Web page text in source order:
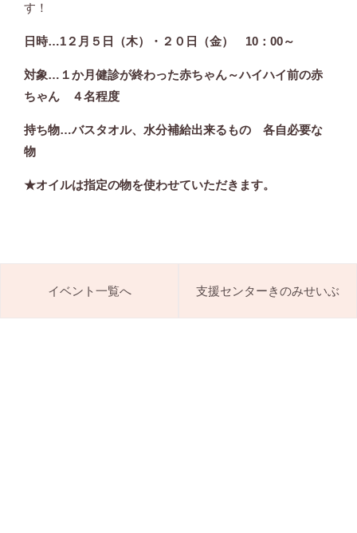
す！
日時…1 ２月５日（木）・２０日（金） 10 ： 00～
対象… １か月健診が終わった赤ちゃん～ハイハイ前の赤
ちゃん ４名程度
持ち物…バスタオル、水分補給出来るもの 各自必要な
物
★オイルは指定の物を使わせていただきます。
イベント一覧へ 支援センターきのみせいぶ